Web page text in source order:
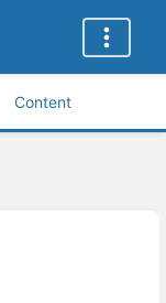
Content